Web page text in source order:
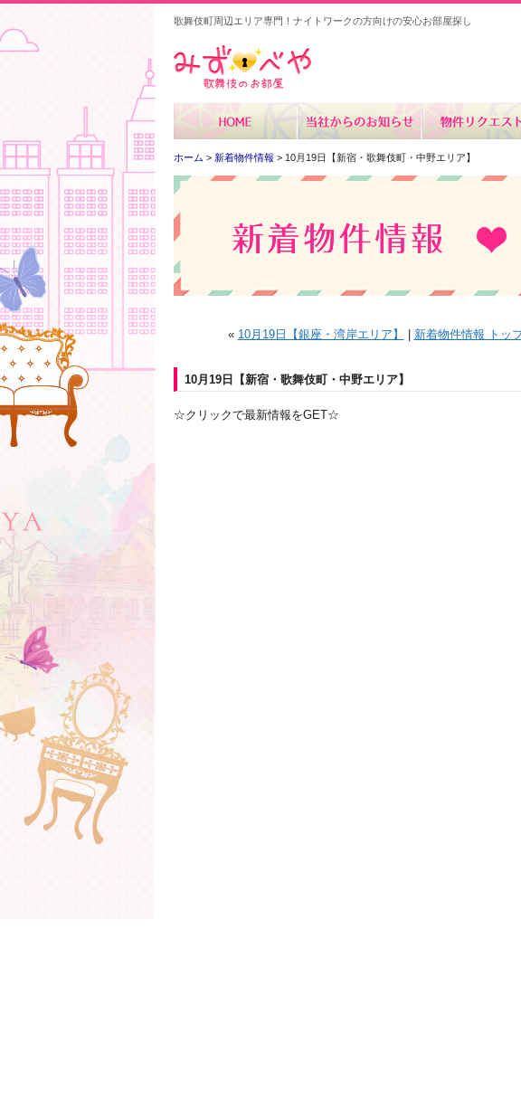
歌舞伎町周辺エリア専門！ナイトワークの方向けの安心お部屋探し
ホーム > 新着物件情報 > 10月19日【新宿・歌舞伎町・中野エリア】
« 10月19日【銀座・湾岸エリア】 新着物件情報 トッ
10月19日【新宿・歌舞伎町・中野エリア】
☆クリックで最新情報をGET☆